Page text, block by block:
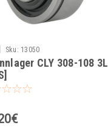
Sku: 13050
CLY 308-108 3L